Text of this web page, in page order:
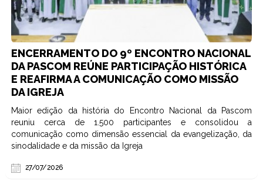
ENCERRAMENTO DO 9º ENCONTRO NACIONAL
DA PASCOM REÚNE PARTICIPAÇÃO HISTÓRICA
E REAFIRMA A COMUNICAÇÃO COMO MISSÃO
DA IGREJA
Maior edição da história do Encontro Nacional da Pascom
reuniu cerca de 1.500 participantes e consolidou a
comunicação como dimensão essencial da evangelização, da
sinodalidade e da missão da Igreja
27/07/2026